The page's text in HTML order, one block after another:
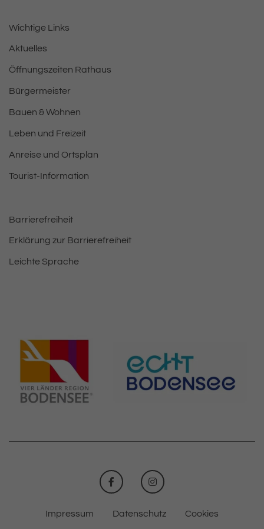
Wichtige Links
Aktuelles
Öffnungszeiten Rathaus
Bürgermeister
Bauen & Wohnen
Leben und Freizeit
Anreise und Ortsplan
Tourist-Information
Barrierefreiheit
Erklärung zur Barrierefreiheit
Leichte Sprache
FACEBOOKINSTAGRAM
Impressum Datenschutz Cookies